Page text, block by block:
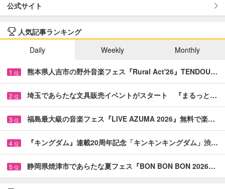
公式サイト
人気記事ランキング
Daily
Weekly Monthly
1 位 熊本県人吉市の野外音楽フェス『Rural Act'26』TENDOU…
2 位 埼玉であらたな文具販売イベントがスタート 『まるっと…
3 位 福島最大級の音楽フェス『LIVE AZUMA 2026』無料で楽…
4 位 『キングダム』連載20周年記念「キンキンキングダム」渋…
5 位 静岡県焼津市であらたな夏フェス『BON BON BON 2026…